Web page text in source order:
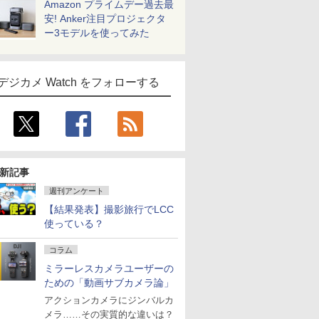
Amazon プライムデー過去最
安! Anker注目プロジェクタ
ー3モデルを使ってみた
ジカメ Watch をフォローする
記事
週刊アンケート
【結果発表】撮影旅行でLCC
使っている？
コラム
ミラーレスカメラユーザーの
ための「動画サブカメラ論」
アクションカメラにジンバルカ
メラ……その実質的な違いは？